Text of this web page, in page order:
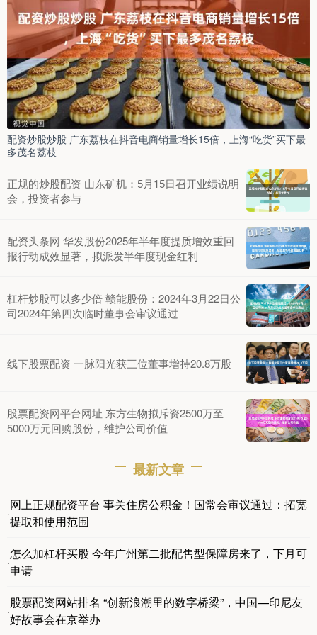
配资炒股炒股 广东荔枝在抖音电商销量增长15倍，上海“吃货”买下最
多茂名荔枝
正规的炒股配资 山东矿机：5月15日召开业绩说明
会，投资者参与
配资头条网 华发股份2025年半年度提质增效重回
报行动成效显著，拟派发半年度现金红利
杠杆炒股可以多少倍 赣能股份：2024年3月22日公
司2024年第四次临时董事会审议通过
线下股票配资 一脉阳光获三位董事增持20.8万股
股票配资网平台网址 东方生物拟斥资2500万至
5000万元回购股份，维护公司价值
最新文章
·
网上正规配资平台 事关住房公积金！国常会审议通过：拓宽
提取和使用范围
·
怎么加杠杆买股 今年广州第二批配售型保障房来了，下月可
申请
·
股票配资网站排名 “创新浪潮里的数字桥梁”，中国—印尼友
好故事会在京举办